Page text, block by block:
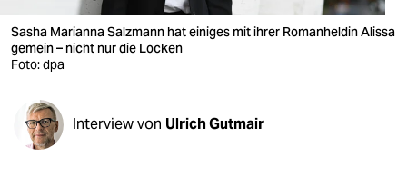
veranstaltungen
fragen & hilfe
Sasha Marianna Salzmann hat einiges mit ihrer Romanheldin Alissa
gemein – nicht nur die Locken
Foto: dpa
Interview von Ulrich Gutmair